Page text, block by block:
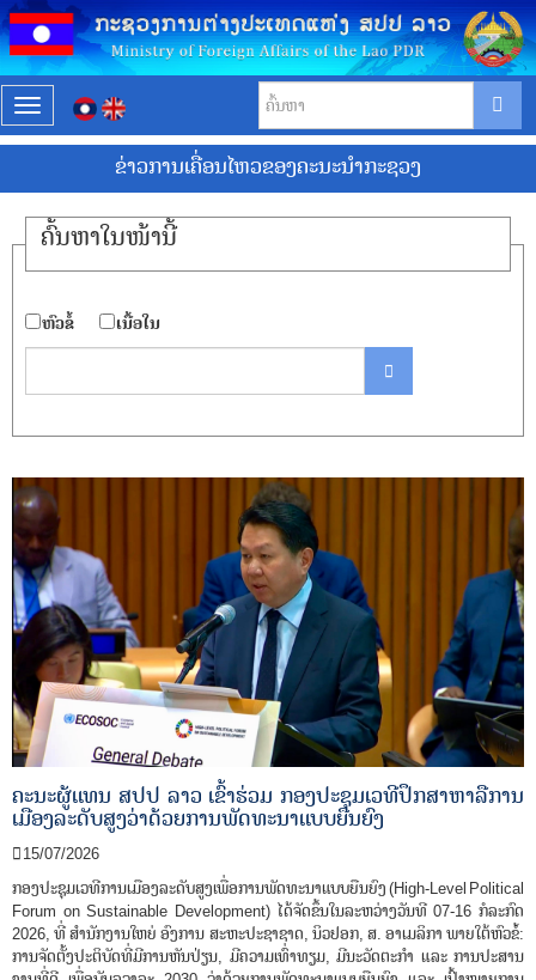
T
o
g
l
n
a
v
g
i
o
n
ຂ່າວການເຄື່ອນໄຫວຂອງຄະນະນຳກະຊວງ
ຄົ້ນ​ຫາ​ໃນ​ໜ້ານີ້
​ຫົວ​ຂໍ້ ​ເນື້ອ​ໃນ
ຄະນະຜູ້ແທນ ສປປ ລາວ ເຂົ້າຮ່ວມ ກອງປະຊຸມເວທີປຶກສາຫາລືການ
ເມືອງລະດັບສູງວ່າດ້ວຍການພັດທະນາແບບຍືນຍົງ
15/07/2026
ກອງປະຊຸມເວທີການເມືອງລະດັບສູງເພື່ອການພັດທະນາແບບຍືນຍົງ (High-Level Political
Forum on Sustainable Development) ໄດ້ຈັດຂຶ້ນໃນລະຫວ່າງວັນທີ 07-16 ກໍລະກົດ
2026, ທີ່ ສຳນັກງານໃຫຍ່ ອົງການ ສະຫະປະຊາຊາດ, ນິວຢອກ, ສ. ອາເມລິກາ ພາຍໃຕ້ຫົວຂໍ້:
ການຈັດຕັ້ງປະຕິບັດທີ່ມີການຫັນປ່ຽນ, ມີຄວາມເທົ່າທຽມ, ມີນະວັດຕະກໍາ ແລະ ການປະສານ